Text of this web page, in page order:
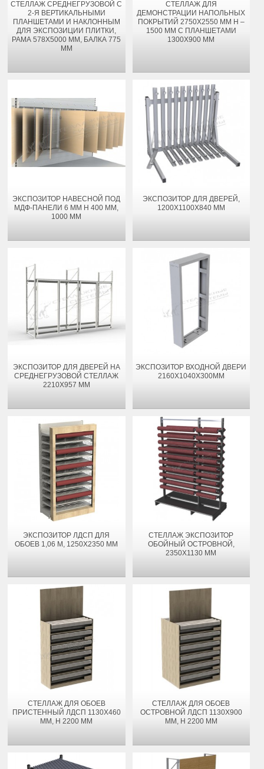
СТЕЛЛАЖ СРЕДНЕГРУЗОВОЙ С
2-Я ВЕРТИКАЛЬНЫМИ
ПЛАНШЕТАМИ И НАКЛОННЫМ
ДЛЯ ЭКСПОЗИЦИИ ПЛИТКИ,
РАМА 578Х5000 ММ, БАЛКА 775
ММ
СТЕЛЛАЖ ДЛЯ
ДЕМОНСТРАЦИИ НАПОЛЬНЫХ
ПОКРЫТИЙ 2750Х2550 ММ H –
1500 ММ С ПЛАНШЕТАМИ
1300Х900 ММ
ЭКСПОЗИТОР НАВЕСНОЙ ПОД
МДФ-ПАНЕЛИ 6 ММ H 400 ММ,
1000 ММ
ЭКСПОЗИТОР ДЛЯ ДВЕРЕЙ,
1200Х1100Х840 ММ
ЭКСПОЗИТОР ДЛЯ ДВЕРЕЙ НА
СРЕДНЕГРУЗОВОЙ СТЕЛЛАЖ
2210Х957 ММ
ЭКСПОЗИТОР ВХОДНОЙ ДВЕРИ
2160Х1040Х300ММ
ЭКСПОЗИТОР ЛДСП ДЛЯ
ОБОЕВ 1,06 М, 1250Х2350 ММ
СТЕЛЛАЖ ЭКСПОЗИТОР
ОБОЙНЫЙ ОСТРОВНОЙ,
2350Х1130 ММ
СТЕЛЛАЖ ДЛЯ ОБОЕВ
ПРИСТЕННЫЙ ЛДСП 1130Х460
ММ, H 2200 ММ
СТЕЛЛАЖ ДЛЯ ОБОЕВ
ОСТРОВНОЙ ЛДСП 1130Х900
ММ, H 2200 ММ